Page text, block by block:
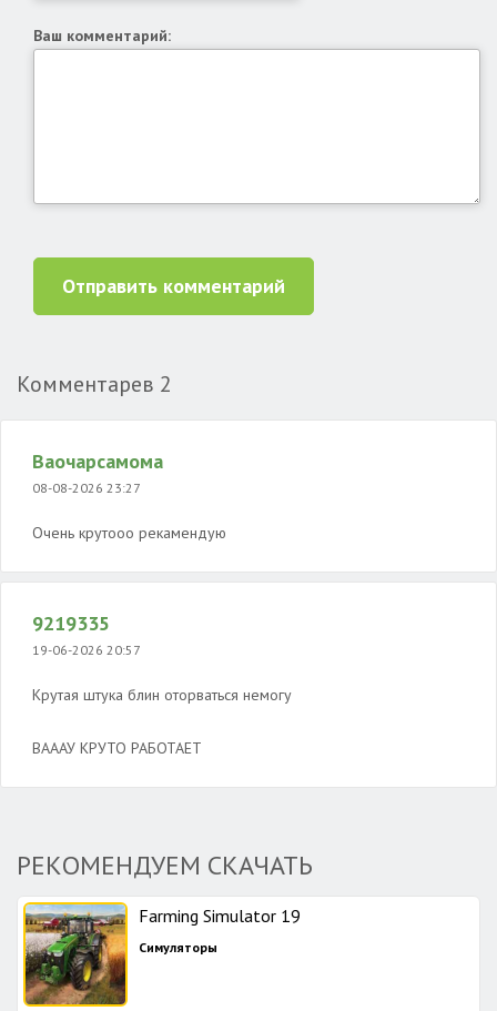
Ваш комментарий:
Отправить комментарий
Комментарев 2
Ваочарсамома
08-08-2026 23:27
Очень крутооо рекамендую
9219335
19-06-2026 20:57
Крутая штука блин оторваться немогу
ВАААУ КРУТО РАБОТАЕТ
РЕКОМЕНДУЕМ СКАЧАТЬ
Farming Simulator 19
Симуляторы